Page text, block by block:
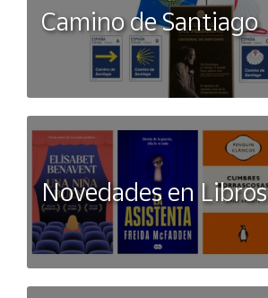
Camino de Santiago
Novedades en Libros